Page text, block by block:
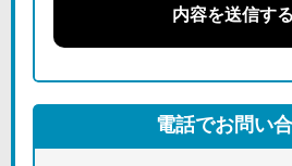
内容を送信する
電話でお問い